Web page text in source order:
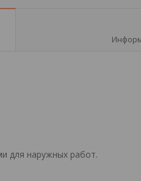
для наружных работ.